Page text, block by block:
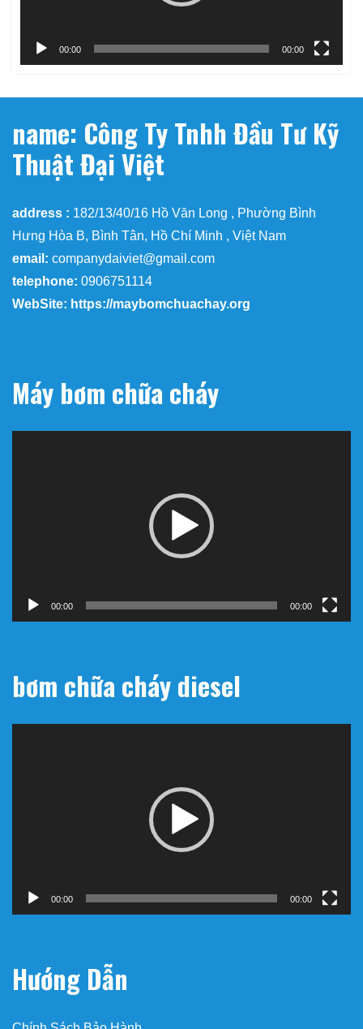
00:00 00:00
name: Công Ty Tnhh Đầu Tư Kỹ
Thuật Đại Việt
address : 182/13/40/16 Hồ Văn Long , Phường Bình
Hưng Hòa B, Bình Tân, Hồ Chí Minh , Việt Nam
email: companydaiviet@gmail.com
telephone: 0906751114
WebSite: https://maybomchuachay.org
Máy bơm chữa cháy
00:00 00:00
bơm chữa cháy diesel
00:00 00:00
Hướng Dẫn